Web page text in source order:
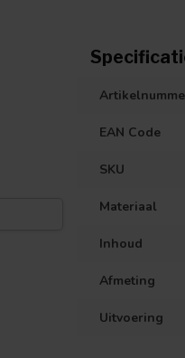
EAN Code
SKU
Materiaal
Inhoud
Afmeting
Uitvoering